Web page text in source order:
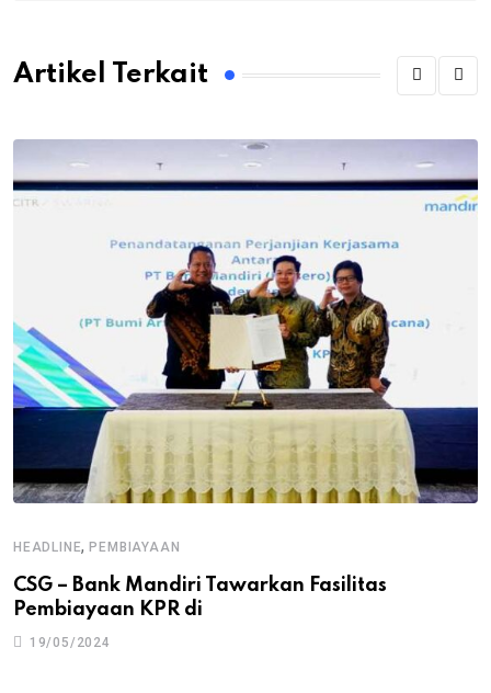
Artikel Terkait
HEADLINE,PEMBIAYAAN
CSG – Bank Mandiri Tawarkan Fasilitas
Pembiayaan KPR di
19/05/2024